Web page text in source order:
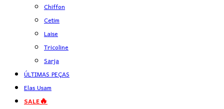
Chiffon
Cetim
Laise
Tricoline
Sarja
ÚLTIMAS PEÇAS
Elas Usam
SALE🔥